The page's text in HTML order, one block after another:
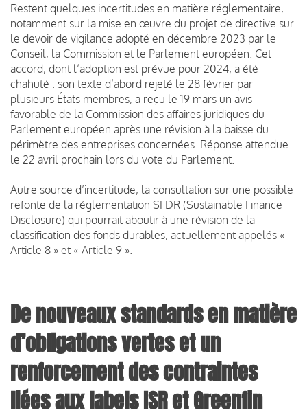
Restent quelques incertitudes en matière réglementaire,
notamment sur la mise en œuvre du projet de directive sur
le devoir de vigilance adopté en décembre 2023 par le
Conseil, la Commission et le Parlement européen. Cet
accord, dont l’adoption est prévue pour 2024, a été
chahuté : son texte d’abord rejeté le 28 février par
plusieurs États membres, a reçu le 19 mars un avis
favorable de la Commission des affaires juridiques du
Parlement européen après une révision à la baisse du
périmètre des entreprises concernées. Réponse attendue
le 22 avril prochain lors du vote du Parlement.
Autre source d’incertitude, la consultation sur une possible
refonte de la réglementation SFDR (Sustainable Finance
Disclosure) qui pourrait aboutir à une révision de la
classification des fonds durables, actuellement appelés «
Article 8 » et « Article 9 ».
De nouveaux standards en matière
d’obligations vertes et un
renforcement des contraintes
liées aux labels ISR et Greenfin